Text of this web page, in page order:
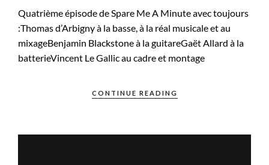
Quatrième épisode de Spare Me A Minute avec toujours
:Thomas d’Arbigny à la basse, à la réal musicale et au
mixageBenjamin Blackstone à la guitareGaët Allard à la
batterieVincent Le Gallic au cadre et montage
CONTINUE READING